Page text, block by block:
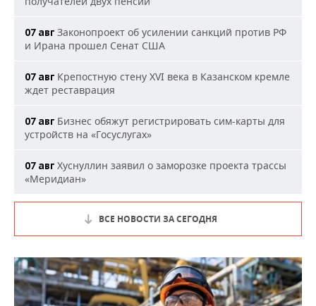
07 авг Законопроект об усилении санкций против РФ
и Ирана прошел Сенат США
07 авг Крепостную стену XVI века в Казанском кремле
ждет реставрация
07 авг Бизнес обяжут регистрировать сим-карты для
устройств на «Госуслугах»
07 авг Хуснуллин заявил о заморозке проекта трассы
«Меридиан»
ВСЕ НОВОСТИ ЗА СЕГОДНЯ